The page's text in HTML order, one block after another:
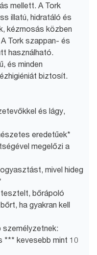
mellett. A Tork
illatú, hidratáló és
kézmosás közben
Tork szappan- és
használható.
és minden
biztosít.
és lágy,
eredetűek*
megelőzi a
mivel hideg
bőrápoló
ha gyakran kell
*** kevesebb mint 10